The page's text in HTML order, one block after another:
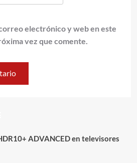
electrónico y web en este
vez que comente.
ADVANCED en televisores